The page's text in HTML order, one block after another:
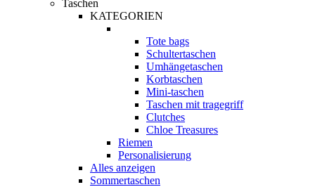
Taschen
KATEGORIEN
Tote bags
Schultertaschen
Umhängetaschen
Korbtaschen
Mini-taschen
Taschen mit tragegriff
Clutches
Chloe Treasures
Riemen
Personalisierung
Alles anzeigen
Sommertaschen